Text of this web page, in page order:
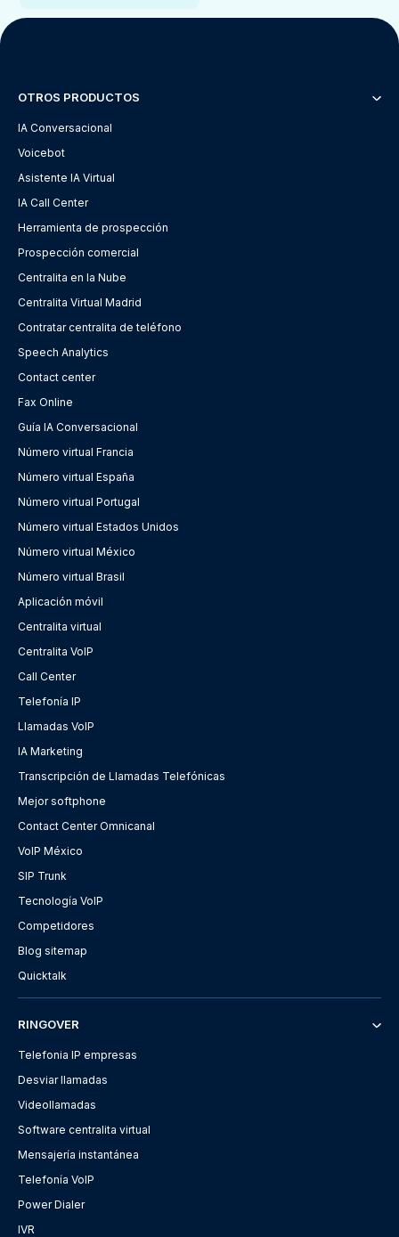
OTROS PRODUCTOS
IA Conversacional
Voicebot
Asistente IA Virtual
IA Call Center
Herramienta de prospección
Prospección comercial
Centralita en la Nube
Centralita Virtual Madrid
Contratar centralita de teléfono
Speech Analytics
Contact center
Fax Online
Guía IA Conversacional
Número virtual Francia
Número virtual España
Número virtual Portugal
Número virtual Estados Unidos
Número virtual México
Número virtual Brasil
Aplicación móvil
Centralita virtual
Centralita VoIP
Call Center
Telefonía IP
Llamadas VoIP
IA Marketing
Transcripción de Llamadas Telefónicas
Mejor softphone
Contact Center Omnicanal
VoIP México
SIP Trunk
Tecnología VoIP
Competidores
Blog sitemap
Quicktalk
RINGOVER
Telefonia IP empresas
Desviar llamadas
Videollamadas
Software centralita virtual
Mensajería instantánea
Telefonía VoIP
Power Dialer
IVR